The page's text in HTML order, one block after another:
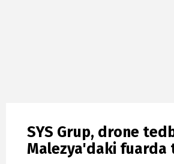
SYS Grup, drone
Malezya'daki fuarda